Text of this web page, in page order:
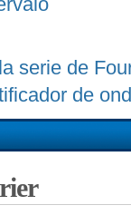
serie de
de